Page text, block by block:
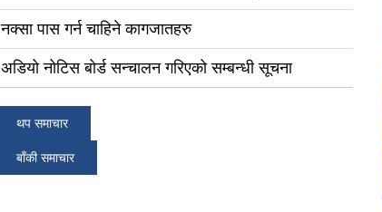
नक्सा पास गर्न चाहिने कागजातहरु
अडियो नोटिस बोर्ड सन्चालन गरिएको सम्बन्धी सूचना
थप समाचार
बाँकी समाचार